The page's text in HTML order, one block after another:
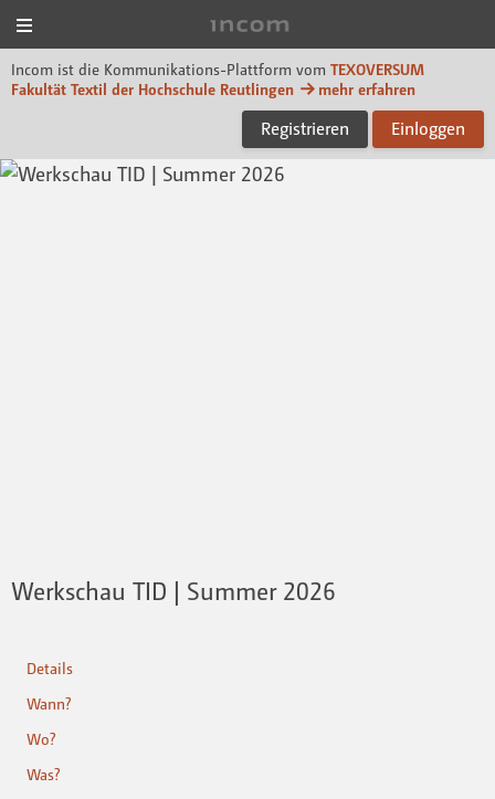
Incom ist die Kommunikations-Plattform vom TEXOVERSUM
Fakultät Textil der Hochschule Reutlingen
mehr erfahren
Registrieren Einloggen
Werkschau TID | Summer 2026
Details
Wann?
Wo?
Was?